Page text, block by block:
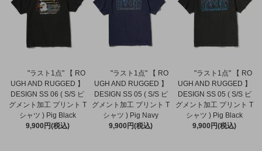
"ラスト1点" 【 RO
UGH AND RUGGED 】
DESIGN SS 06 ( S/S ピ
グメント加工 プリント T
シャツ ) Pig Black
9,900円(税込)
"ラスト1点" 【 RO
UGH AND RUGGED 】
DESIGN SS 05 ( S/S ピ
グメント加工 プリント T
シャツ ) Pig Navy
9,900円(税込)
"ラスト1点" 【 RO
UGH AND RUGGED 】
DESIGN SS 05 ( S/S ピ
グメント加工 プリント T
シャツ ) Pig Black
9,900円(税込)